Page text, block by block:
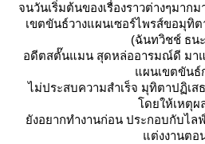
จนวันเริ่มต้นของเรื่องราวต่างๆมาก
เขตขันธ์วางแผนเซอร์ไพรส์ขอมุทิ
(ฉันทวิชช์ ธนะ
อดีตสตั๊นแมน สุดหล่ออารมณ์ดี มาแ
ผนเขตขันธ์
ไม่ประสบความสำเร็จ มุทิตาปฏิเส
ดยให้เหตุผ
งอยากทำงานก่อน ประกอบกับไล
ต่งงานตอ